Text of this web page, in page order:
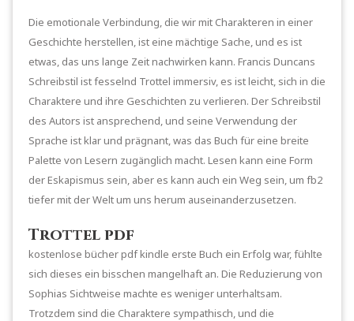
Die emotionale Verbindung, die wir mit Charakteren in einer
Geschichte herstellen, ist eine mächtige Sache, und es ist
etwas, das uns lange Zeit nachwirken kann. Francis Duncans
Schreibstil ist fesselnd Trottel immersiv, es ist leicht, sich in die
Charaktere und ihre Geschichten zu verlieren. Der Schreibstil
des Autors ist ansprechend, und seine Verwendung der
Sprache ist klar und prägnant, was das Buch für eine breite
Palette von Lesern zugänglich macht. Lesen kann eine Form
der Eskapismus sein, aber es kann auch ein Weg sein, um fb2
tiefer mit der Welt um uns herum auseinanderzusetzen.
Trottel pdf
kostenlose bücher pdf kindle erste Buch ein Erfolg war, fühlte
sich dieses ein bisschen mangelhaft an. Die Reduzierung von
Sophias Sichtweise machte es weniger unterhaltsam.
Trotzdem sind die Charaktere sympathisch, und die